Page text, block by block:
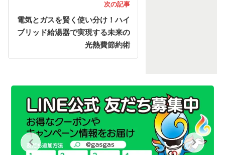
次の記事
電気とガスを賢く使い分け！ハイ
ブリッド給湯器で実現する未来の
光熱費節約術